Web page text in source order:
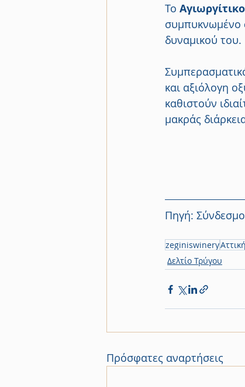
Το Αγιωργίτικο
συμπυκνωμένο
δυναμικού του.
και αξιόλογη
καθιστούν
μακράς
Πηγή:
zeginiswineryΑττική
Δελτίο Τρύγου
Πρόσφατες αναρτήσεις